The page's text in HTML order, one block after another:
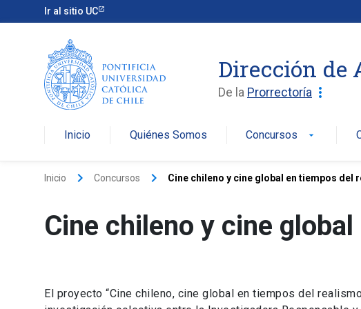
Ir al sitio UC
Dirección de
De la Prorrectoría more_vert
Inicio Quiénes Somos Concursos arrow_drop_down
Inicio keyboard_arrow_right Concursos keyboard_arrow_right Cine chileno y cine global en tiempos del
Cine chileno y cine
El proyecto “Cine chileno, cine global en tiempos del